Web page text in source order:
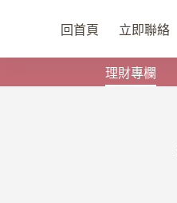
回首頁 立即聯絡
理財專欄